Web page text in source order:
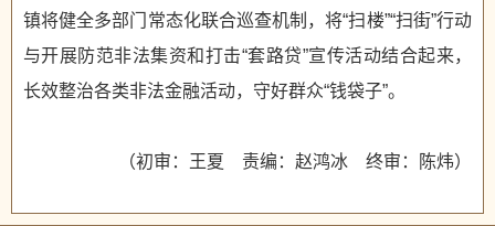
镇将健全多部门常态化联合巡查机制，将“扫楼”“扫街”行动
与开展防范非法集资和打击“套路贷”宣传活动结合起来，
长效整治各类非法金融活动，守好群众“钱袋子”。
（初审：王夏 责编：赵鸿冰 终审：陈炜）